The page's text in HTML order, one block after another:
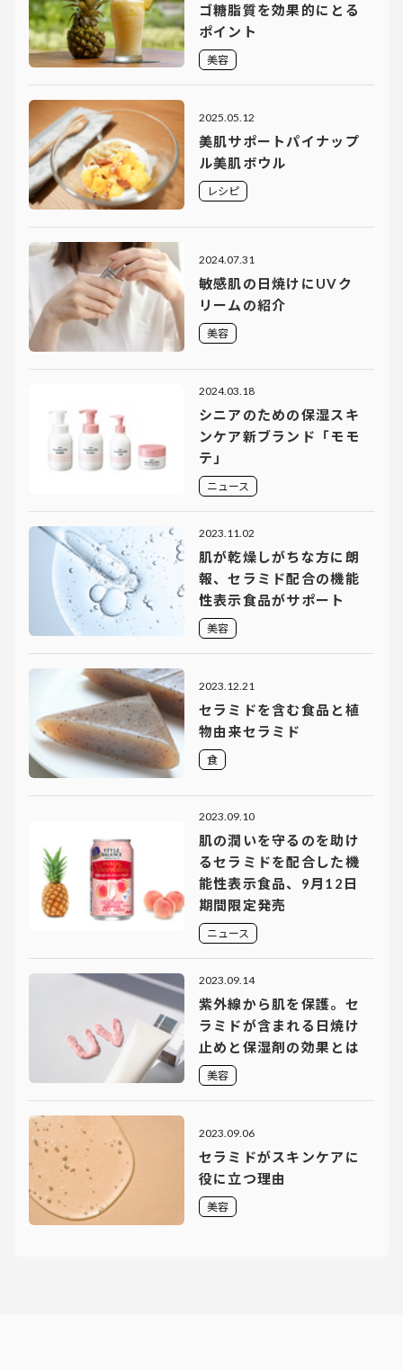
ゴ糖脂質を効果的にとる
ポイント
美容
2025.05.12
美肌サポートパイナップ
ル美肌ボウル
レシピ
2024.07.31
敏感肌の⽇焼けにUVク
リームの紹介
美容
2024.03.18
シニアのための保湿スキ
ンケア新ブランド「モモ
テ」
ニュース
2023.11.02
肌が乾燥しがちな方に朗
報、セラミド配合の機能
性表示食品がサポート
美容
2023.12.21
セラミドを含む食品と植
物由来セラミド
食
2023.09.10
肌の潤いを守るのを助け
るセラミドを配合した機
能性表示食品、9月12日
期間限定発売
ニュース
2023.09.14
紫外線から肌を保護。セ
ラミドが含まれる日焼け
止めと保湿剤の効果とは
美容
2023.09.06
セラミドがスキンケアに
役に立つ理由
美容